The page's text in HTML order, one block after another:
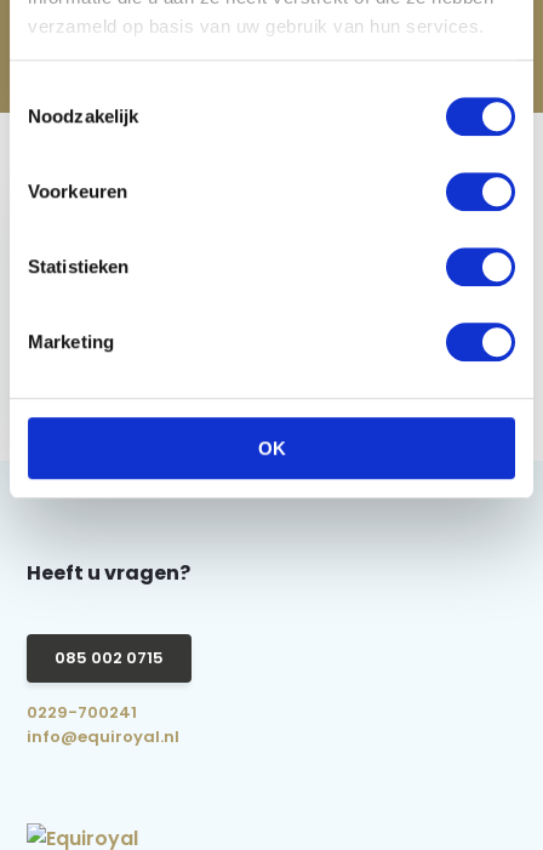
verzameld op basis van uw gebruik van hun services.
Noodzakelijk
Voorkeuren
Statistieken
Marketing
OK
€ 26,95
Hobby Horse Stang
Grand Prix - Bruin
€ 26,95
Heeft u vragen?
085 002 0715
0229-700241
info@equiroyal.nl